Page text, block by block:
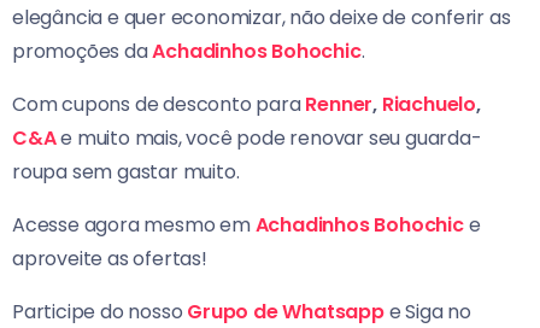
elegância e quer economizar, não deixe de conferir as
promoções daAchadinhos Bohochic.
Com cupons de desconto paraRenner, Riachuelo,
C&Ae muito mais, você pode renovar seu guarda-
roupa sem gastar muito.
Acesse agora mesmo emAchadinhos Bohochice
aproveite as ofertas!
Participe do nosso Grupo de Whatsappe Siga no